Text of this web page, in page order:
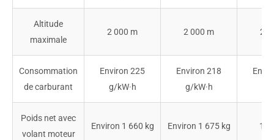
Altitude
maximale
2 000 m 2 000 m 2
Consommation
de carburant
Environ 225
g/kW·h
Environ 218
g/kW·h
Poids net avec
volant moteur
Environ 1 660 kg Environ 1 675 kg 1